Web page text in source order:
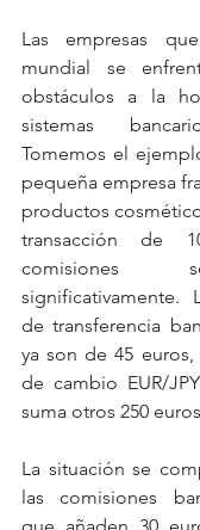
Las empresas
mundial se
obstáculos a la
sistemas
Tomemos el
pequeña empresa
productos
transacción de
comisiones
significativamente.
de transferencia
ya son de 45
de cambio EUR/
suma otros 250
La situación se
las comisiones
que añaden 30